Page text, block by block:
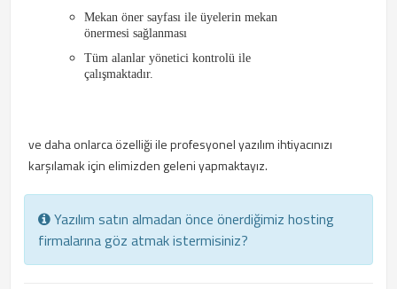
Mekan öner sayfası ile üyelerin mekan
önermesi sağlanması
Tüm alanlar yönetici kontrolü ile
çalışmaktadır.
ve daha onlarca özelliği ile profesyonel yazılım ihtiyacınızı
karşılamak için elimizden geleni yapmaktayız.
Yazılım satın almadan önce önerdiğimiz hosting
firmalarına göz atmak istermisiniz?